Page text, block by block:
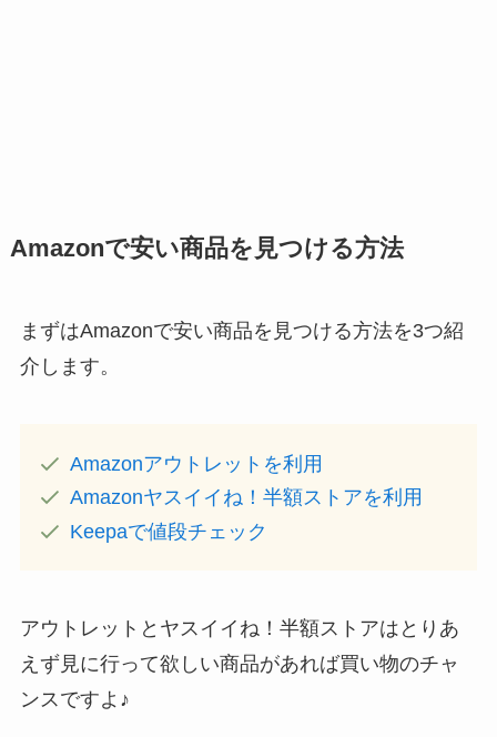
Amazonで安い商品を見つける方法
まずはAmazonで安い商品を見つける方法を3つ紹
介します。
Amazonアウトレットを利用
Amazonヤスイイね！半額ストアを利用
Keepaで値段チェック
アウトレットとヤスイイね！半額ストアはとりあ
えず見に行って欲しい商品があれば買い物のチャ
ンスですよ♪